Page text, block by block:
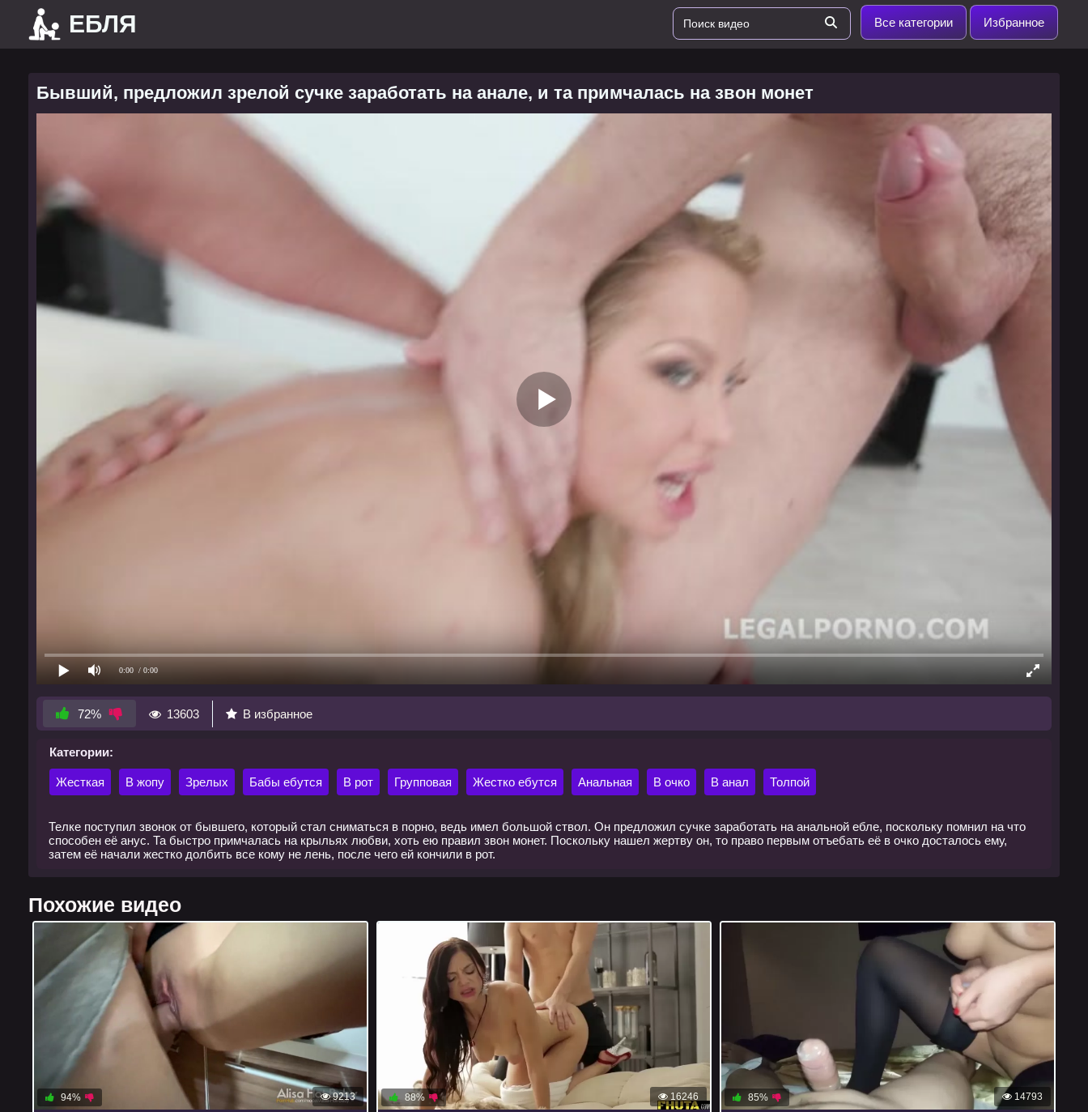
ЕБЛЯ Все категории Избранное
Бывший, предложил зрелой сучке заработать на анале, и та примчалась на звон монет
0:00 / 0:00
72% 13603 В избранное
Категории:
Жесткая В жопу Зрелых Бабы ебутся В рот Групповая Жестко ебутся Анальная В очко В анал Толпой
Телке поступил звонок от бывшего, который стал сниматься в порно, ведь имел большой ствол. Он предложил сучке заработать на анальной ебле, поскольку помнил на что
способен её анус. Та быстро примчалась на крыльях любви, хоть ею правил звон монет. Поскольку нашел жертву он, то право первым отъебать её в очко досталось ему,
затем её начали жестко долбить все кому не лень, после чего ей кончили в рот.
Похожие видео
9213
94% 16246
88% 14793
85%